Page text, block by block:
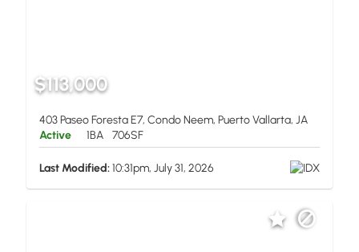
$113,000
403 Paseo Foresta E7, Condo Neem, Puerto Vallarta, JA
Active
1BA 706SF
Last Modified:10:31pm, July 31, 2026